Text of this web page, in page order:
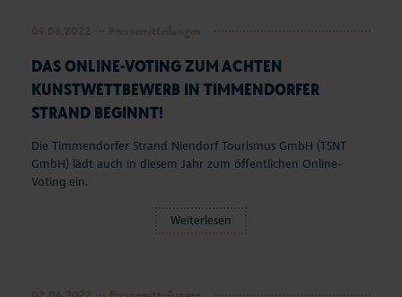
Veranstaltungen
Familienurlaub
DAS ONLINE-VOTING ZUM ACHTEN
KUNSTWETTBEWERB IN TIMMENDORFER
STRAND BEGINNT!
Die Timmendorfer Strand Niendorf Tourismus GmbH (TSNT
GmbH) lädt auch in diesem Jahr zum öffentlichen Online-
Voting ein.
Weiterlesen